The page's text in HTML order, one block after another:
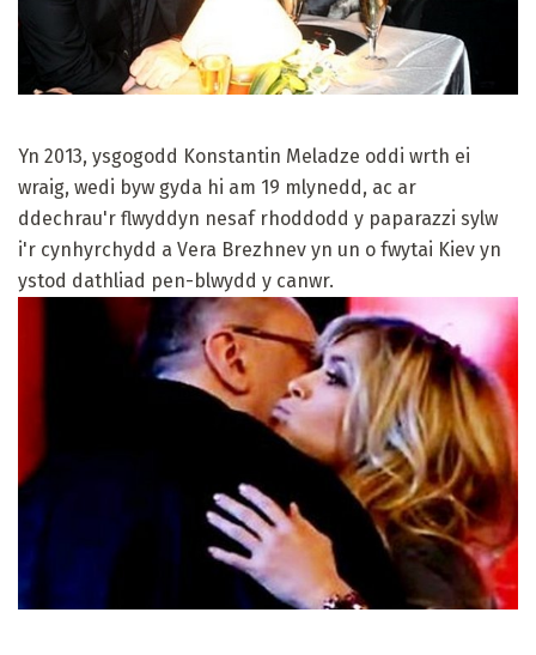
Yn 2013, ysgogodd Konstantin Meladze oddi wrth ei
wraig, wedi byw gyda hi am 19 mlynedd, ac ar
ddechrau'r flwyddyn nesaf rhoddodd y paparazzi sylw
i'r cynhyrchydd a Vera Brezhnev yn un o fwytai Kiev yn
ystod dathliad pen-blwydd y canwr.